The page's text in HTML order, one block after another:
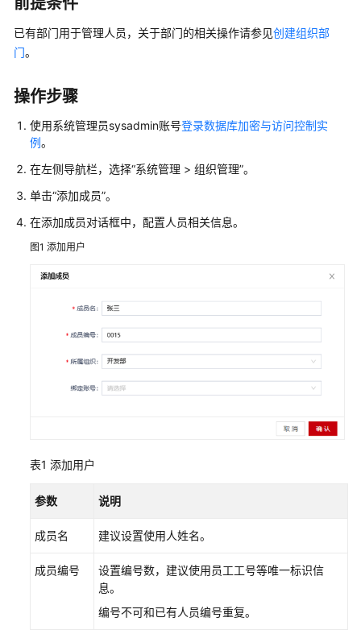
绍
明
快
入
门
用
户
用
买
据
已有部门用于管理人员，关于部门的相关操作请参见创建组织部
门。
操作步骤
使用系统管理员sysadmin账号登录数据库加密与访问控制实
例。
在左侧导航栏，选择“系统管理 > 组织管理”。
单击“添加成员”。
在添加成员对话框中，配置人员相关信息。
图1 添加用户
表1 添加用户
参数 说明
成员名 建议设置使用人姓名。
成员编号
设置编号数，建议使用员工工号等唯一标识信
息。
编号不可和已有人员编号重复。